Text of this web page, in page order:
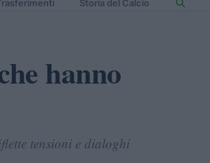
Storia del Calcio
hanno
tensioni e dialoghi